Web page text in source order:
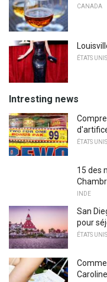
CANADA
ÉTATS UNIS
Intresting news
ÉTATS UNIS
15 des
INDE
San
pour
ÉTATS UNIS